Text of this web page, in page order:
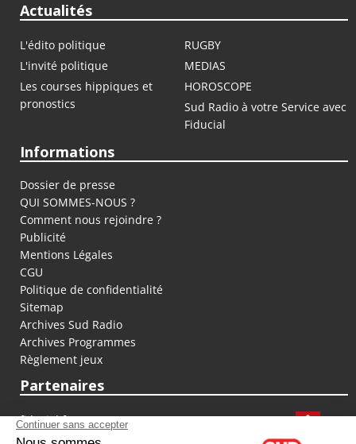
Actualités
L'édito politique
RUGBY
L'invité politique
MEDIAS
Les courses hippiques et
pronostics
HOROSCOPE
Sud Radio à votre Service avec
Fiducial
Informations
Dossier de presse
QUI SOMMES-NOUS ?
Comment nous rejoindre ?
Publicité
Mentions Légales
CGU
Politique de confidentialité
Sitemap
Archives Sud Radio
Archives Programmes
Règlement jeux
Partenaires
fiducial.fr
lyoncapitale.fr